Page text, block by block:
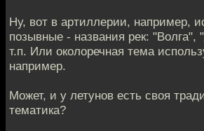
Ну, вот в артиллерии, например,
позывные - названия рек:
т.п. Или околоречная тема
например.
Может, и у летунов есть своя
тематика?